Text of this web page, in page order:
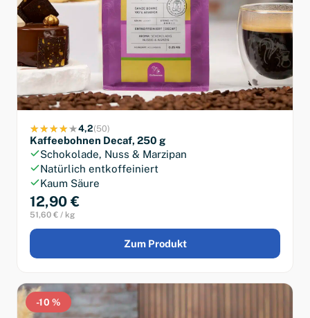
4,2(50)
Kaffeebohnen Decaf, 250 g
Schokolade, Nuss & Marzipan
Natürlich entkoffeiniert
Kaum Säure
12,90 €
51,60 € / kg
Zum Produkt
-10 %